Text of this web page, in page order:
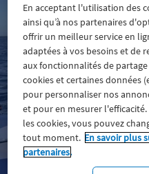
En acceptant l'utilisation des
ainsi qu’à nos partenaires
offrir un meilleur service en
adaptées à vos besoins et de
aux fonctionnalités de partage
cookies et certaines données
pour personnaliser nos
et pour en mesurer
les cookies, vous pouvez
tout moment. En savoir plus
partenaires.